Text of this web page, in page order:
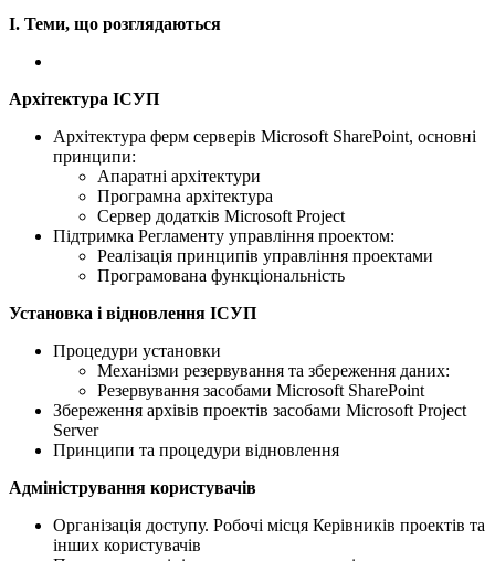
I. Теми, що розглядаються
Архітектура IСУП
Архітектура ферм серверів Microsoft SharePoint, основні
принципи:
Апаратні архітектури
Програмна архітектура
Сервер додатків Microsoft Project
Підтримка Регламенту управління проектом:
Реалізація принципів управління проектами
Програмована функціональність
Установка і відновлення IСУП
Процедури установки
Механізми резервування та збереження даних:
Резервування засобами Microsoft SharePoint
Збереження архівів проектів засобами Microsoft Project
Server
Принципи та процедури відновлення
Адміністрування користувачів
Організація доступу. Робочі місця Керівників проектів та
інших користувачів